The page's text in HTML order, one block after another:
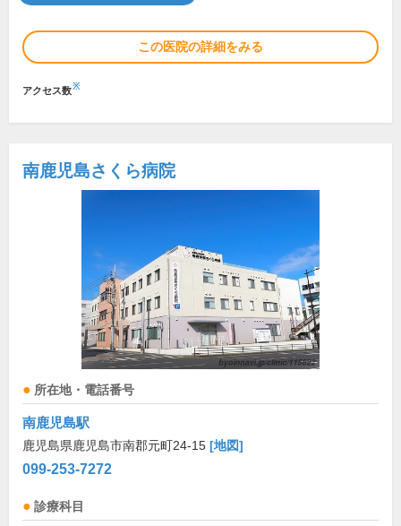
この医院の詳細をみる
アクセス数※
南鹿児島さくら病院
所在地・電話番号
南鹿児島駅
鹿児島県鹿児島市南郡元町24-15 [地図]
099-253-7272
診療科目